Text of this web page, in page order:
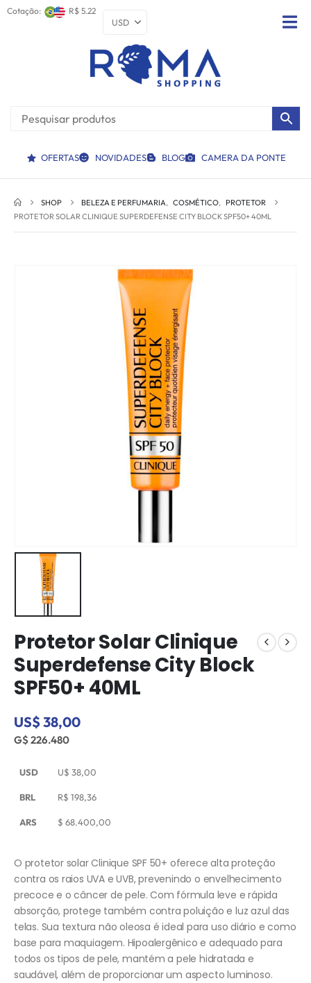
Cotação: R$ 5.22
OFERTAS NOVIDADES BLOG CAMERA DA PONTE
SHOP BELEZA E PERFUMARIA, COSMÉTICO, PROTETOR
PROTETOR SOLAR CLINIQUE SUPERDEFENSE CITY BLOCK SPF50+ 40ML
Protetor Solar Clinique
Superdefense City Block
SPF50+ 40ML
US$ 38,00
G$ 226.480
USD U$ 38,00
BRL R$ 198,36
ARS $ 68.400,00
O protetor solar Clinique SPF 50+ oferece alta proteção
contra os raios UVA e UVB, prevenindo o envelhecimento
precoce e o câncer de pele. Com fórmula leve e rápida
absorção, protege também contra poluição e luz azul das
telas. Sua textura não oleosa é ideal para uso diário e como
base para maquiagem. Hipoalergênico e adequado para
todos os tipos de pele, mantém a pele hidratada e
saudável, além de proporcionar um aspecto luminoso.